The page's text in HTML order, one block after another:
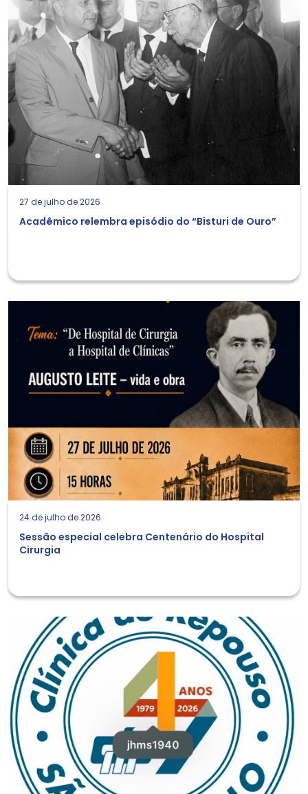
27 de julho de 2026
Acadêmico relembra episódio do “Bisturi de Ouro”
24 de julho de 2026
Sessão especial celebra Centenário do Hospital
Cirurgia